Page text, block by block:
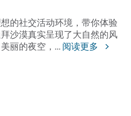
的社交活动环境，带你体验
沙漠真实呈现了大自然的风
丽的夜空， ...阅读更多